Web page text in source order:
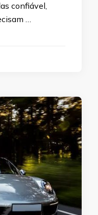
confiável,
…